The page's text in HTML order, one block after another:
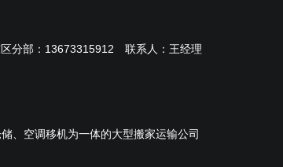
分部： 13673315912 联系人：王经理
、空调移机为一体的大型搬家运输公司